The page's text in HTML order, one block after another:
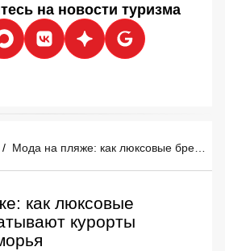
на новости туризма
/ Мода на пляже: как люксовые бренды захватывают курорты Средиземноморья
как люксовые
курорты